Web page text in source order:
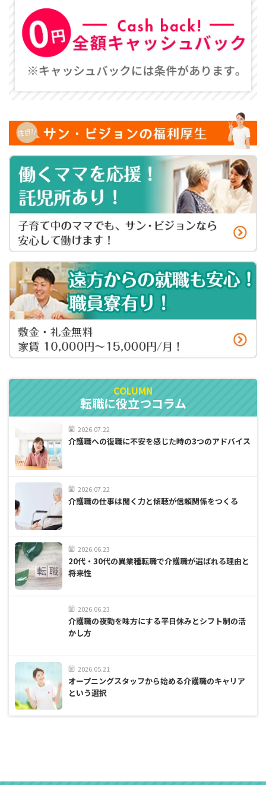
転職に役立つコラム
2026.07.22
介護職への復職に不安を感じた時の3つのアドバイス
2026.07.22
介護職の仕事は聞く力と傾聴が信頼関係をつくる
2026.06.23
20代・30代の異業種転職で介護職が選ばれる理由と
将来性
2026.06.23
介護職の夜勤を味方にする平日休みとシフト制の活
かし方
2026.05.21
オープニングスタッフから始める介護職のキャリア
という選択